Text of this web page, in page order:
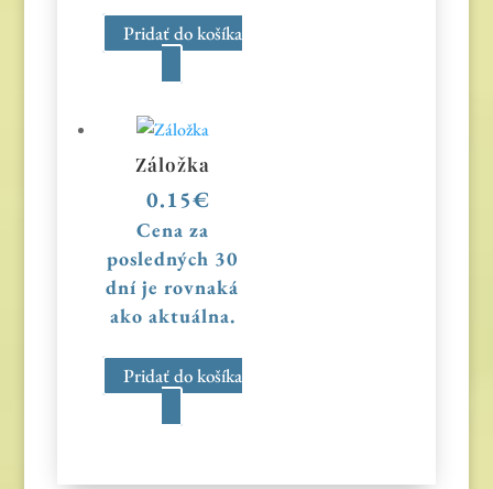
Pridať do košíka
Záložka
0.15€
Cena za
posledných 30
dní je rovnaká
ako aktuálna.
Pridať do košíka